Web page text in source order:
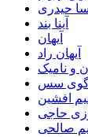
حیدری
آینا بند
آیهان
آیهان راد
و نامیک
گوی سس
افشین
حاجی
صالحی